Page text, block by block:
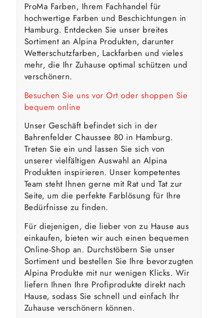
ProMa Farben, Ihrem Fachhandel für
hochwertige Farben und Beschichtungen in
Hamburg. Entdecken Sie unser breites
Sortiment an Alpina Produkten, darunter
Wetterschutzfarben, Lackfarben und vieles
mehr, die Ihr Zuhause optimal schützen und
verschönern.
Besuchen Sie uns vor Ort oder shoppen Sie
bequem online
Unser Geschäft befindet sich in der
Bahrenfelder Chaussee 80 in Hamburg.
Treten Sie ein und lassen Sie sich von
unserer vielfältigen Auswahl an Alpina
Produkten inspirieren. Unser kompetentes
Team steht Ihnen gerne mit Rat und Tat zur
Seite, um die perfekte Farblösung für Ihre
Bedürfnisse zu finden.
Für diejenigen, die lieber von zu Hause aus
einkaufen, bieten wir auch einen bequemen
Online-Shop an. Durchstöbern Sie unser
Sortiment und bestellen Sie Ihre bevorzugten
Alpina Produkte mit nur wenigen Klicks. Wir
liefern Ihnen Ihre Profiprodukte direkt nach
Hause, sodass Sie schnell und einfach Ihr
Zuhause verschönern können.